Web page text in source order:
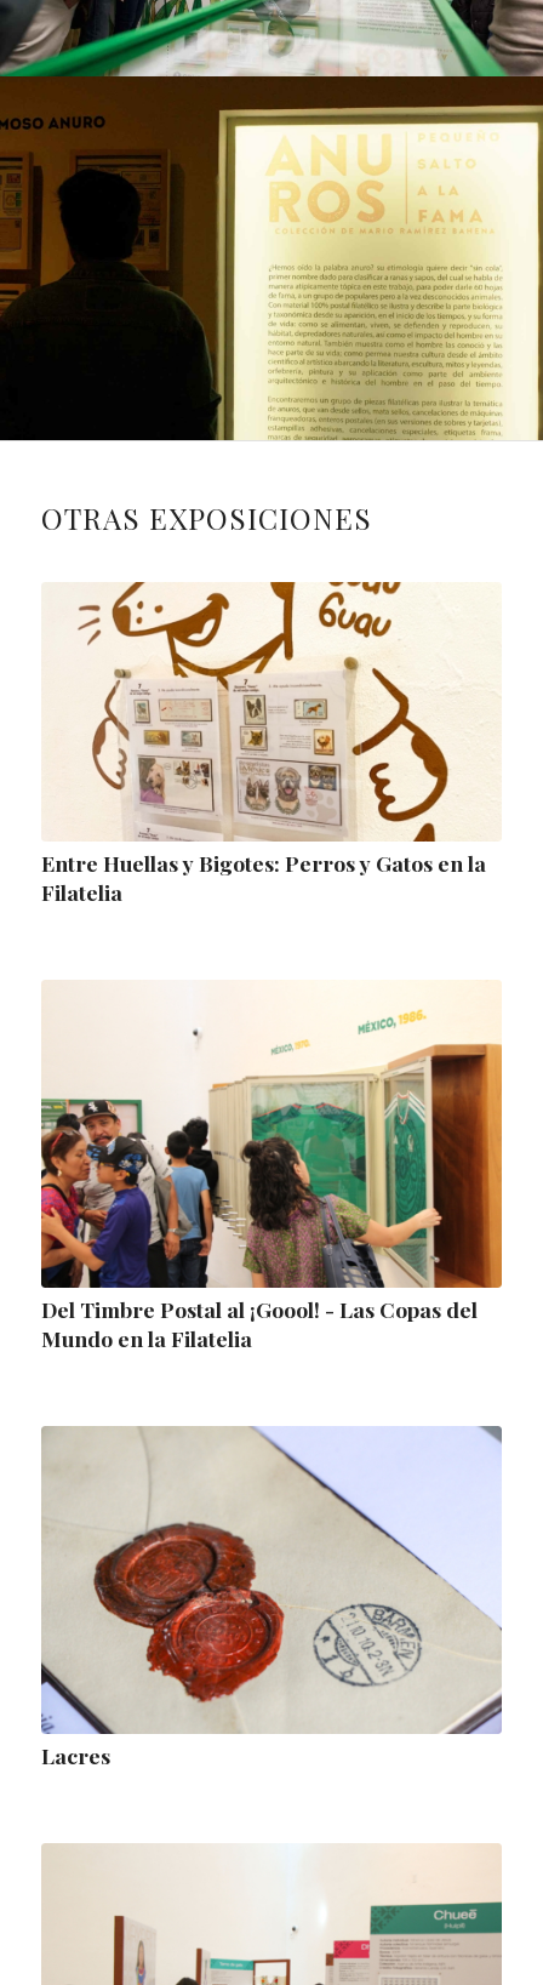
OTRAS EXPOSICIONES
Entre Huellas y Bigotes: Perros y Gatos en la
Filatelia
Del Timbre Postal al ¡Goool! - Las Copas del
Mundo en la Filatelia
Lacres